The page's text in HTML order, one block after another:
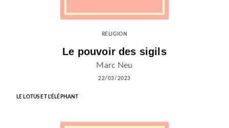
RELIGION
Le pouvoir des sigils
Marc Neu
22/03/2023
LE LOTUS ET L'ÉLÉPHANT